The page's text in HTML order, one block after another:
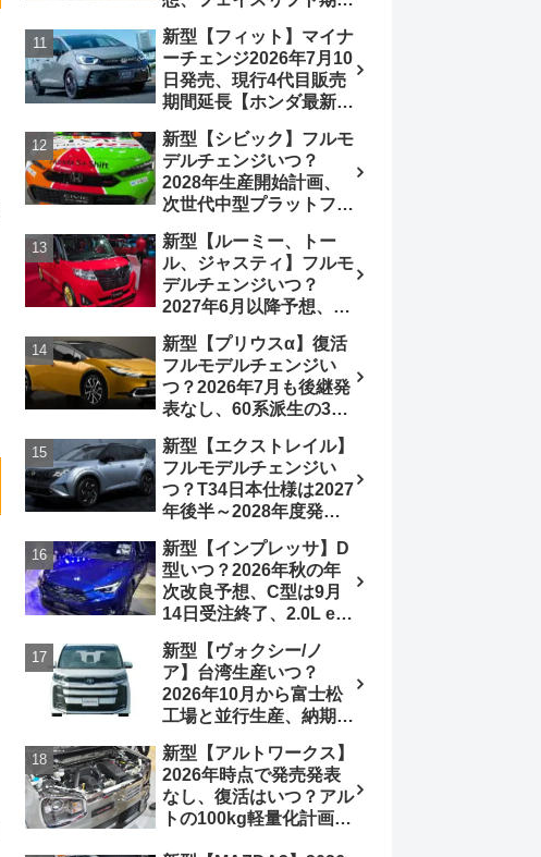
み、消費税込価格559万
9000円から
2～3ヵ月に短縮【ダイハ
ツ最新情報】前回改良は
2024年11月5日、価格
180.07～244.2万円、値
上げ約8～10万円、法規
対応、ハイブリッド
4WD追加まだ、フルモ
デルチェンジはトヨタが
介入か
新型【フィット】マイナ
ーチェンジ2026年7月10
日発売、現行4代目販売
期間延長【ホンダ最新情
いつ？フルモデルチェン
ジは2029年頃まで遅れ
る予想
新型【シビック】フルモ
デルチェンジいつ？
2028年生産開始計画、
次世代中型プラットフォ
搭載予想【ホンダ最新情
報】Honda S+ Shiftは現
行e:HEV RS 消費税込
4,659,600円で先行導入
新型【ルーミー、トー
ル、ジャスティ】フルモ
デルチェンジいつ？
2027年6月以降予想、ビ
う無い？【トヨタ最新情
報】1.2Lハイブリッド追
加は次期型に期待
新型【プリウスα】復活
フルモデルチェンジい
つ？2026年7月も後継発
表なし、60系派生の3列
発売される可能性は【ト
ヨタ最新情報デザイン予
想画像】スライドドア装
備の要望も
新型【エクストレイル】
フルモデルチェンジい
つ？T34日本仕様は2027
年後半～2028年度発売
米ローグe-POWERは
2026年後半投入へ
新型【インプレッサ】D
型いつ？2026年秋の年
次改良予想、C型は9月
14日受注終了、2.0L e-
グハイブリッド設定無し
予想【スバル最新情報】
新型【ヴォクシー/ノ
ア】台湾生産いつ？
2026年10月から富士松
工場と並行生産、納期短
2026年5月6日マイナー
チェンジ、価格 NOAH
326万1500円、VOXY
375万1000円、特別仕様
新型【アルトワークス】
2026年時点で発売発表
なし、復活はいつ？アル
トの100kg軽量化計画は